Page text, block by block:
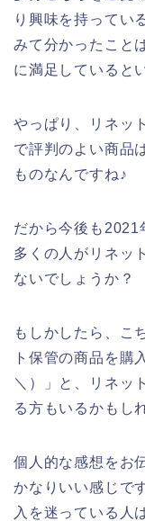
り興味を持ってい
みて分かったこと
に満足していると
やっぱり、リネッ
で評判のよい商品
ものなんですね♪
だから今後も
多くの人がリネッ
ないでしょうか？
もしかしたら、こ
ト保管の商品を購
＼）」と、リネッ
る方もいるかもし
個人的な感想をお
かなりいい感じで
入を迷っている人